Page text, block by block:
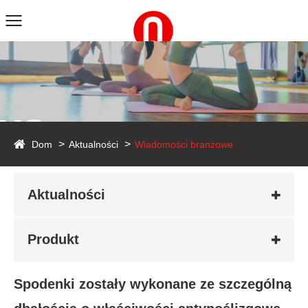
Dom Aktualności Wiadomości branżowe
Aktualności
Produkt
Spodenki zostały wykonane ze szczególną